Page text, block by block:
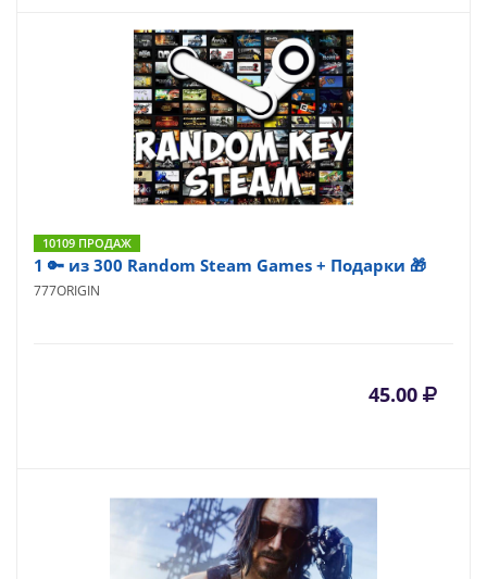
10109 ПРОДАЖ
1 🔑 из 300 Random Steam Games + Подарки 🎁
777ORIGIN
45.00